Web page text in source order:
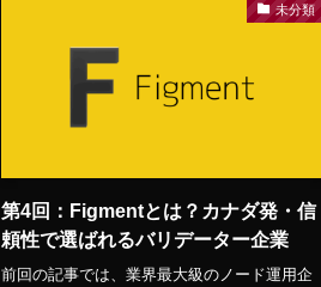
未分類
第4回：Figmentとは？カナダ発・信
頼性で選ばれるバリデーター企業
前回の記事では、業界最大級のノード運用企